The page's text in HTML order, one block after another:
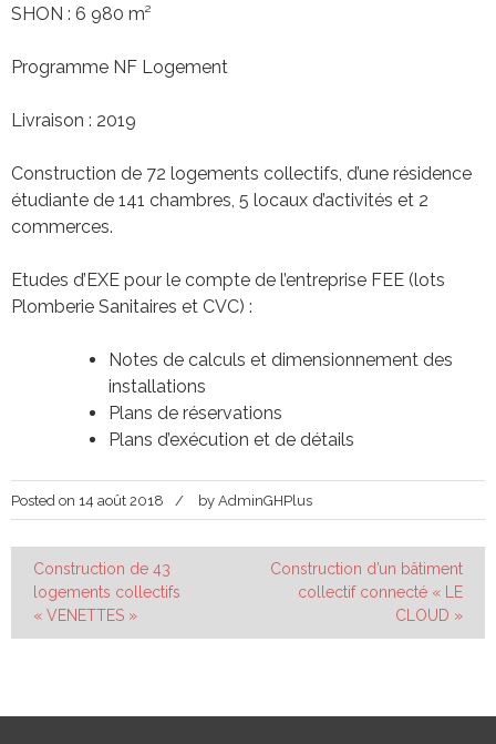
SHON : 6 980 m²
Programme NF Logement
Livraison : 2019
Construction de 72 logements collectifs, d’une résidence
étudiante de 141 chambres, 5 locaux d’activités et 2
commerces.
Etudes d’EXE pour le compte de l’entreprise FEE (lots
Plomberie Sanitaires et CVC) :
Notes de calculs et dimensionnement des
installations
Plans de réservations
Plans d’exécution et de détails
Posted on 14 août 2018 by AdminGHPlus
Navigation
de
l’article
Construction de 43
logements collectifs
« VENETTES »
Construction d’un bâtiment
collectif connecté « LE
CLOUD »